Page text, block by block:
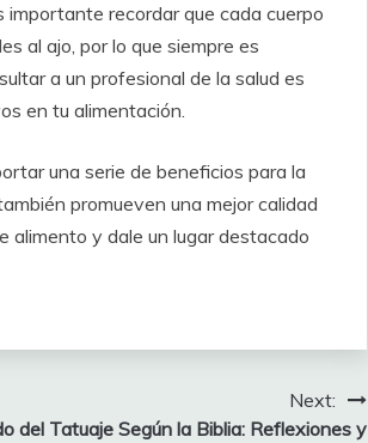
importante recordar que cada cuerpo
al ajo, por lo que siempre es
a un profesional de la salud es
en tu alimentación.
una serie de beneficios para la
promueven una mejor calidad
alimento y dale un lugar destacado
Next:
del Tatuaje Según la Biblia: Reflexiones y